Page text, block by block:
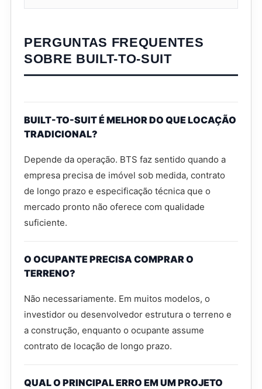
PERGUNTAS FREQUENTES
SOBRE BUILT-TO-SUIT
BUILT-TO-SUIT É MELHOR DO QUE LOCAÇÃO
TRADICIONAL?
Depende da operação. BTS faz sentido quando a
empresa precisa de imóvel sob medida, contrato
de longo prazo e especificação técnica que o
mercado pronto não oferece com qualidade
suficiente.
O OCUPANTE PRECISA COMPRAR O
TERRENO?
Não necessariamente. Em muitos modelos, o
investidor ou desenvolvedor estrutura o terreno e
a construção, enquanto o ocupante assume
contrato de locação de longo prazo.
QUAL O PRINCIPAL ERRO EM UM PROJETO